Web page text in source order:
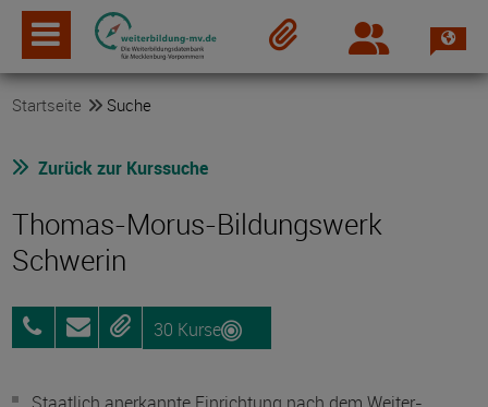
Login
Startseite Suche
Zurück zur Kurssuche
Thomas-Morus-Bildungswerk
Schwerin
0385-
20754070
AnfragenMerken30 Kurse